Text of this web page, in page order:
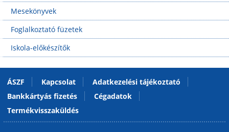
Mesekönyvek
Foglalkoztató füzetek
Iskola-előkészítők
ÁSZF Kapcsolat
Adatkezelési tájékoztató
Bankkártyás fizetés
Cégadatok
Termékvisszaküldés